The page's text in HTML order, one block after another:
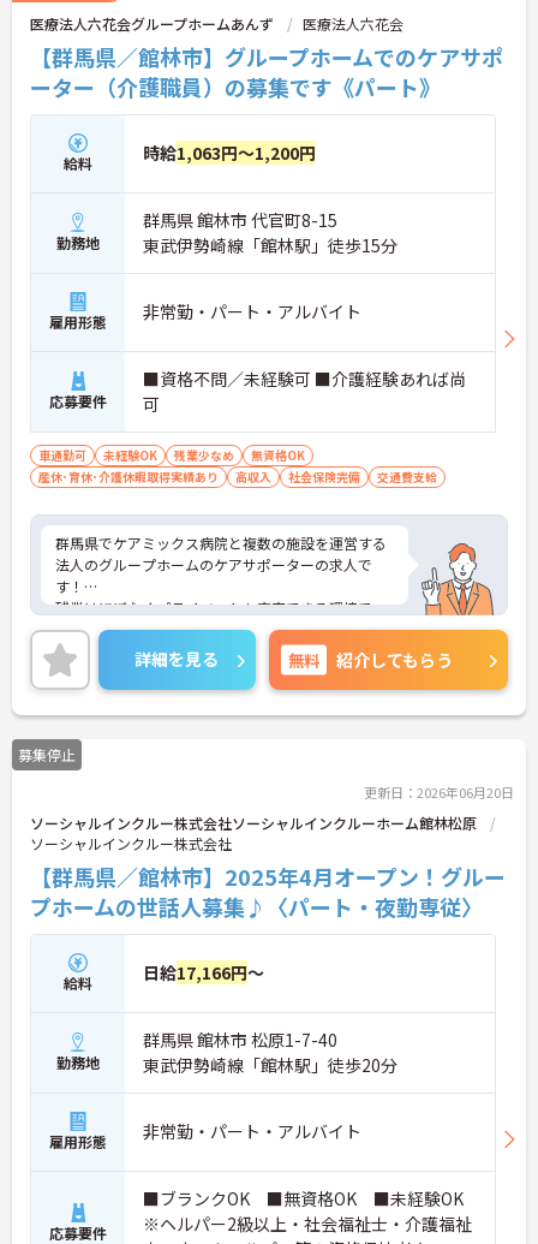
医療法人六花会グループホームあんず 医療法人六花会
【群馬県／館林市】グループホームでのケアサポ
ーター（介護職員）の募集です《パート》
給料 時給1,063円～1,200円
勤務地
群馬県 館林市 代官町8-15
東武伊勢崎線「館林駅」徒歩15分
雇用形態 非常勤・パート・アルバイト
応募要件
■資格不問／未経験可 ■介護経験あれば尚
可
車通勤可 未経験OK 残業少なめ
無資格OK
産休･育休･介護休暇取得実績あり
高収入 社会保険完備 交通費支給
群馬県でケアミックス病院と複数の施設を運営する
法人のグループホームのケアサポーターの求人で
す！
残業はほぼなくプライベートも充実できる環境で
す。
ご興味ある方には、面接対策ポイントなど、さらに
詳細をお話しいたしますのでお気軽にご相談くださ
い！
詳細を見る 無料 紹介してもらう
募集停止
更新日：2026年06月20日
ソーシャルインクルー株式会社ソーシャルインクルーホーム館林松原
ソーシャルインクルー株式会社
【群馬県／館林市】2025年4月オープン！グルー
プホームの世話人募集♪〈パート・夜勤専従〉
給料 日給17,166円～
勤務地
群馬県 館林市 松原1-7-40
東武伊勢崎線「館林駅」徒歩20分
雇用形態 非常勤・パート・アルバイト
応募要件
■ブランクOK ■無資格OK ■未経験OK
※ヘルパー2級以上・社会福祉士・介護福祉